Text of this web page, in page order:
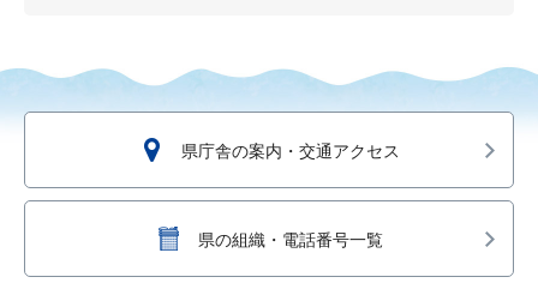
県庁舎の案内・交通アクセス
県の組織・電話番号一覧